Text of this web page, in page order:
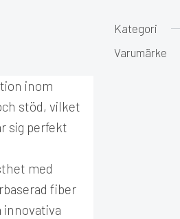
inom
stöd, vilket
sig perfekt
med
fiber
Kategori
Varumärke